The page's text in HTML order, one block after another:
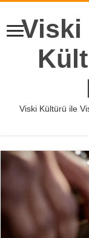
Viski
Viski Kültürü ile